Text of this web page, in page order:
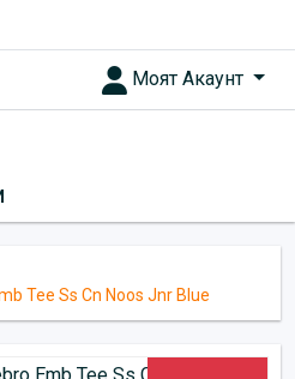
Моят Акаунт
Tee Ss Cn Noos Jnr Blue